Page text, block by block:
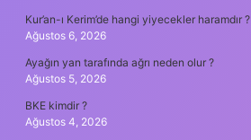
Kur’an-ı Kerim’de hangi yiyecekler haramdır ?
Ağustos 6, 2026
Ayağın yan tarafında ağrı neden olur ?
Ağustos 5, 2026
BKE kimdir ?
Ağustos 4, 2026